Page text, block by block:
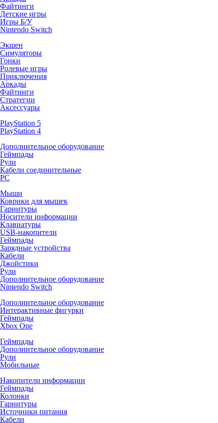
Файтинги
Детские игры
Игры Б/У
Nintendo Switch
Экшен
Симуляторы
Гонки
Ролевые игры
Приключения
Аркады
Файтинги
Стратегии
Аксессуары
PlayStation 5
PlayStation 4
Дополнительное оборудование
Геймпады
Рули
Кабели соединительные
PC
Мыши
Коврики для мышек
Гарнитуры
Носители информации
Клавиатуры
USB-накопители
Геймпады
Зарядные устройства
Кабели
Джойстики
Рули
Дополнительное оборудование
Nintendo Switch
Дополнительное оборудование
Интерактивные фигурки
Геймпады
Xbox One
Геймпады
Дополнительное оборудование
Рули
Мобильные
Накопители информации
Геймпады
Колонки
Гарнитуры
Источники питания
Кабели